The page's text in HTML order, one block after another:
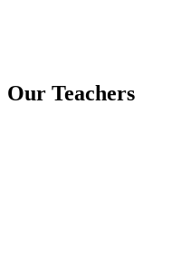
Our Teachers